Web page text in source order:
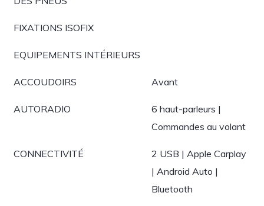
FIXATIONS ISOFIX
EQUIPEMENTS INTÉRIEURS
ACCOUDOIRS Avant
AUTORADIO
6 haut-parleurs |
Commandes au volant
CONNECTIVITÉ
2 USB | Apple Carplay
| Android Auto |
Bluetooth